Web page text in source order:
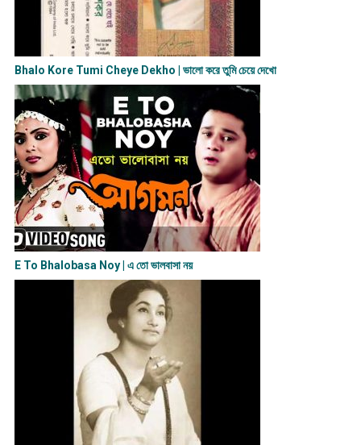
Bhalo Kore Tumi Cheye Dekho | ভালো করে তুমি চেয়ে দেখো
E To Bhalobasa Noy | এ তো ভালবাসা ন​য়